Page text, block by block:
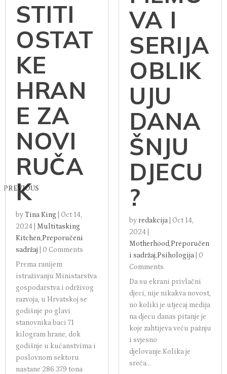
PREVIOUS
STITI
OSTAT
KE
HRAN
E ZA
NOVI
RUČA
K
byTina King
Oct 14,
2024
Multitasking
Kitchen,Preporučeni
sadržaj
0 Comments
Prema ranijem
istraživanju Ministarstva
gospodarstva i održivog
razvoja, u Hrvatskoj se
godišnje po glavi
stanovnika baci 71
kilogram hrane, dok
godišnje u kućanstvima i
poslovnom sektoru
nastane 286.379 tona
VA I
SERIJA
OBLIK
UJU
DANA
ŠNJU
DJECU
?
by redakcija
Oct 14,
2024
Motherhood,Preporučen
i sadržaj,Psihologija
0
Comments
Da su ekrani privlačni
djeci, nije nikakva novost,
no koliki je utjecaj medija
na djecu danas pitanje je
koje zahtijeva veću pažnju
i svjesno
djelovanje.Kolika je
sreća...